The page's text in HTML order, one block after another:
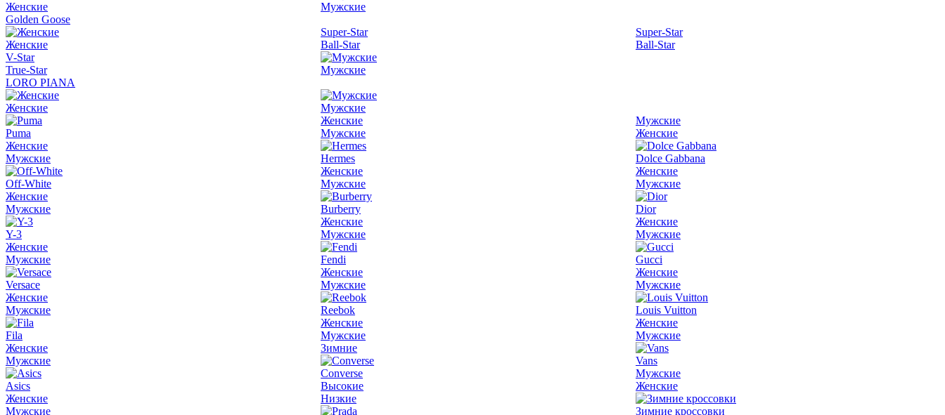
Женские
Мужские
Golden Goose
Женские
V-Star
True-Star
Super-Star
Ball-Star
Мужские
Super-Star
Ball-Star
LORO PIANA
Женские Мужские
Puma
Женские
Мужские
Off-White
Женские
Мужские
Y-3
Женские
Мужские
Versace
Женские
Мужские
Fila
Женские
Мужские
Asics
Женские
Мужские
Женские
Мужские
Hermes
Женские
Мужские
Burberry
Женские
Мужские
Fendi
Женские
Мужские
Reebok
Женские
Мужские
Зимние
Converse
Высокие
Низкие
Мужские
Женские
Dolce Gabbana
Женские
Мужские
Dior
Женские
Мужские
Gucci
Женские
Мужские
Louis Vuitton
Женские
Мужские
Vans
Мужские
Женские
Зимние кроссовки